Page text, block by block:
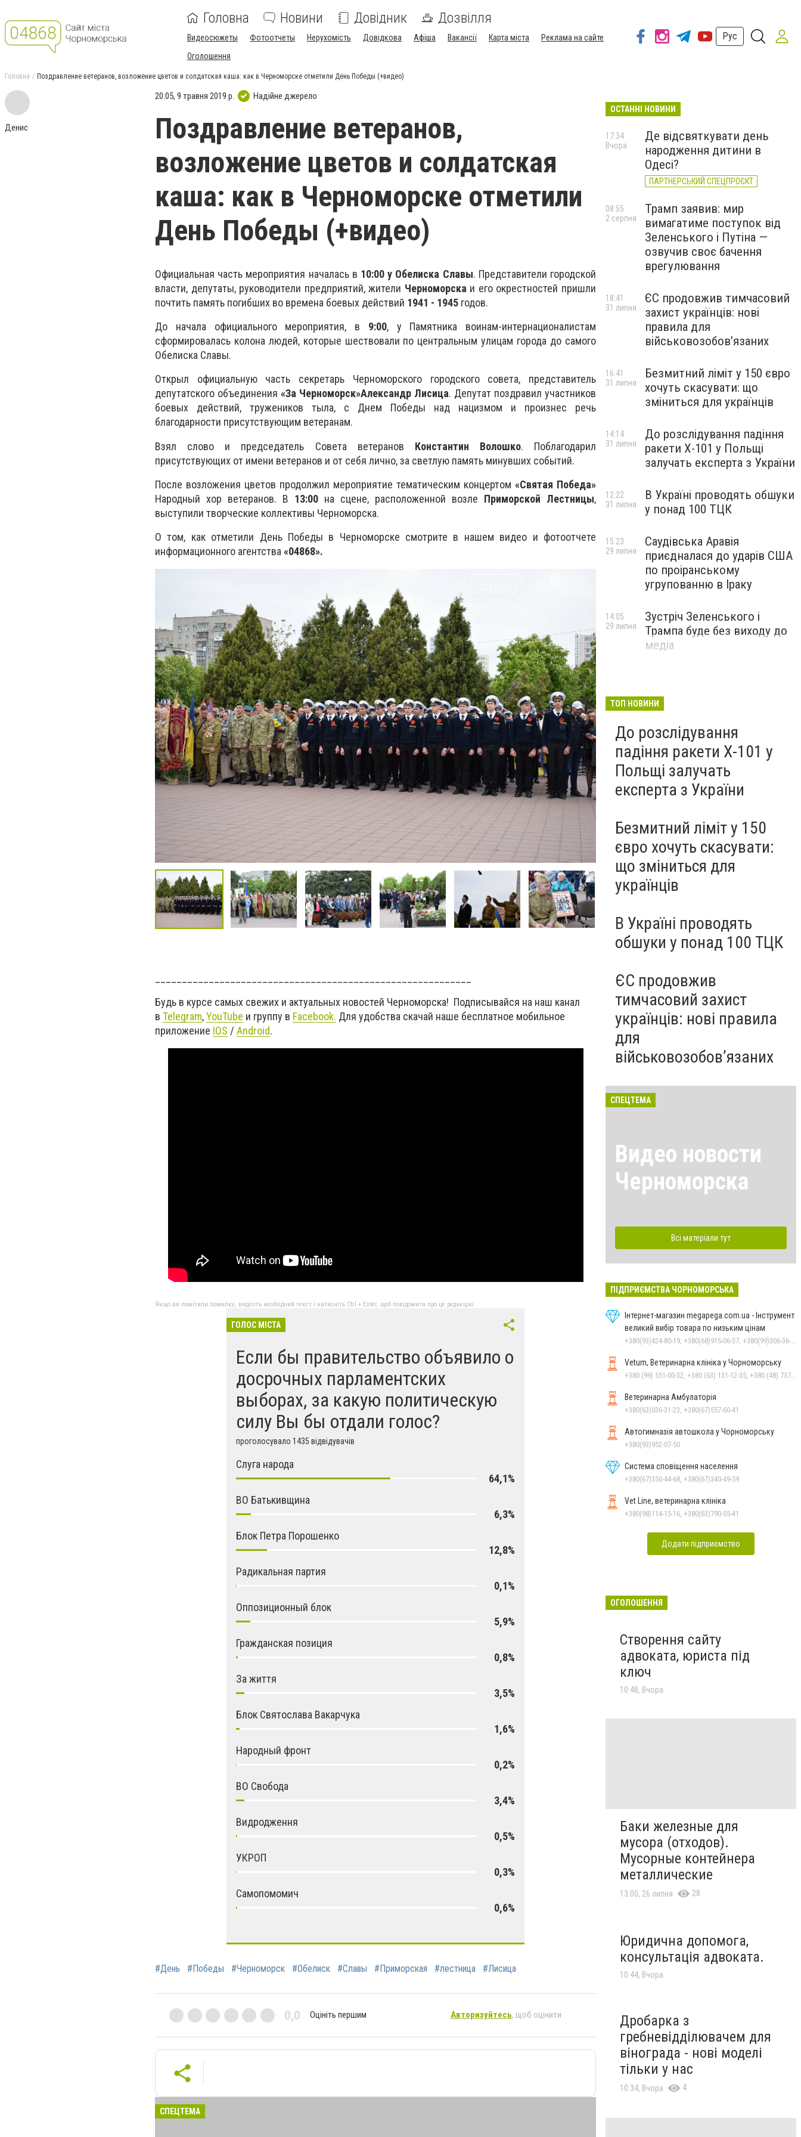
Головна Новини Довідник Дозвілля
Видеосюжеты Фотоотчеты Нерухомість Довідкова Афіша Вакансії Карта міста
Реклама на сайте
Оголошення
Рус
Головна Поздравление ветеранов, возложение цветов и солдатская каша: как в Черноморске отметили День Победы (+видео)
Денис
20:05, 9 травня 2019 р. Надійне джерело
Поздравление ветеранов,
возложение цветов и солдатская
каша: как в Черноморске отметили
День Победы (+видео)
Официальная часть мероприятия началась в 10:00 у Обелиска Славы. Представители городской
власти, депутаты, руководители предприятий, жители Черноморска и его окрестностей пришли
почтить память погибших во времена боевых действий 1941 - 1945 годов.
До начала официального мероприятия, в 9:00, у Памятника воинам-интернационалистам
сформировалась колона людей, которые шествовали по центральным улицам города до самого
Обелиска Славы.
Открыл официальную часть секретарь Черноморского городского совета, представитель
депутатского объединения «За Черноморск»Александр Лисица. Депутат поздравил участников
боевых действий, тружеников тыла, с Днем Победы над нацизмом и произнес речь
благодарности присутствующим ветеранам.
Взял слово и председатель Совета ветеранов Константин Волошко. Поблагодарил
присутствующих от имени ветеранов и от себя лично, за светлую память минувших событий.
После возложения цветов продолжил мероприятие тематическим концертом «Святая Победа»
Народный хор ветеранов. В 13:00 на сцене, расположенной возле Приморской Лестницы,
выступили творческие коллективы Черноморска.
О том, как отметили День Победы в Черноморске смотрите в нашем видео и фотоотчете
информационного агентства «04868».
Будь в курсе самых свежих и актуальных новостей Черноморска! Подписывайся на наш канал
в Telegram,YouTube и группу в Facebook. Для удобства скачай наше бесплатное мобильное
приложение IOS / Android.
Якщо ви помітили помилку, виділіть необхідний текст і натисніть Ctrl + Enter, щоб повідомити про це редакцію
ГОЛОС МІСТА
Если бы правительство объявило о
досрочных парламентских
выборах, за какую политическую
силу Вы бы отдали голос?
проголосувало 1435 відвідувачів
Слуга народа
64,1%
ВО Батькивщина
6,3%
Блок Петра Порошенко
12,8%
Радикальная партия
0,1%
Оппозиционный блок
5,9%
Гражданская позиция
0,8%
За життя
3,5%
Блок Святослава Вакарчука
1,6%
Народный фронт
0,2%
ВО Свобода
3,4%
Видродження
0,5%
УКРОП
0,3%
Самопомомич
0,6%
#День #Победы #Черноморск #Обелиск #Славы #Приморская #лестница #Лисица
0,0 Оцініть першим Авторизуйтесь, щоб оцінити
СПЕЦТЕМА
ОСТАННІ НОВИНИ
Де відсвяткувати день
народження дитини в
Одесі?
ПАРТНЕРСЬКИЙ СПЕЦПРОЄКТ
17:34
Вчора
Трамп заявив: мир
вимагатиме поступок від
Зеленського і Путіна —
озвучив своє бачення
врегулювання
08:55
2 серпня
ЄС продовжив тимчасовий
захист українців: нові
правила для
військовозобов’язаних
18:41
31 липня
Безмитний ліміт у 150 євро
хочуть скасувати: що
зміниться для українців
16:41
31 липня
До розслідування падіння
ракети Х-101 у Польщі
залучать експерта з України
14:14
31 липня
В Україні проводять обшуки
у понад 100 ТЦК
12:22
31 липня
Саудівська Аравія
приєдналася до ударів США
по проіранському
угрупованню в Іраку
15:23
29 липня
Зустріч Зеленського і
Трампа буде без виходу до
медіа
14:05
29 липня
ТОП НОВИНИ
До розслідування
падіння ракети Х-101 у
Польщі залучать
експерта з України
Безмитний ліміт у 150
євро хочуть скасувати:
що зміниться для
українців
В Україні проводять
обшуки у понад 100 ТЦК
ЄС продовжив
тимчасовий захист
українців: нові правила
для
військовозобов’язаних
СПЕЦТЕМА
Видео новости
Черноморска
Всі матеріали тут
ПІДПРИЄМСТВА ЧОРНОМОРСЬКА
Інтернет-магазин megapega.com.ua - Інструмент
великий вибір товара по низьким цінам
Vetum, Ветеринарна клініка у Чорноморську
Ветеринарна Амбулаторія
+380(63)036-31-23, +380(67)557-60-41
Автогимназія автошкола у Чорноморську
+380(93)952-07-50
Система сповіщення населення
+380(67)350-44-68, +380(67)340-49-59
Vet Line, ветеринарна клініка
+380(98)114-15-16, +380(63)790-55-41
Додати підприємство
ОГОЛОШЕННЯ
Створення сайту
адвоката, юриста під
ключ
10:48, Вчора
Баки железные для
мусора (отходов).
Мусорные контейнера
металлические
13:00, 26 липня 28
Юридична допомога,
консультація адвоката.
10:44, Вчора
Дробарка з
гребневідділювачем для
вінограда - нові моделі
тільки у нас
10:34, Вчора 4